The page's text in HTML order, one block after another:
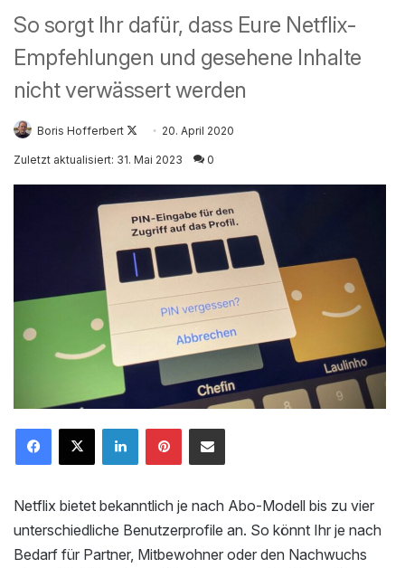
So sorgt Ihr dafür, dass Eure Netflix-
Empfehlungen und gesehene Inhalte
nicht verwässert werden
Boris Hofferbert
Follow
on
20. April 2020
Zuletzt aktualisiert: 31. Mai 2023 0
Netflix bietet bekanntlich je nach Abo-Modell bis zu vier
unterschiedliche Benutzerprofile an. So könnt Ihr je nach
Bedarf für Partner, Mitbewohner oder den Nachwuchs